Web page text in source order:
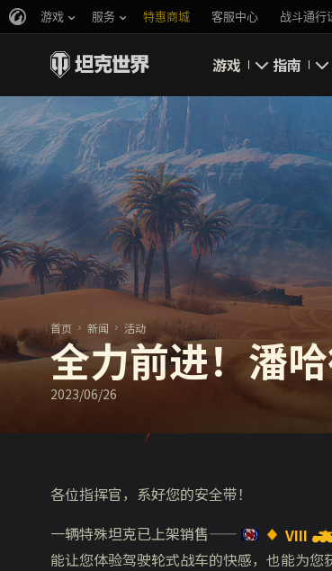
游戏 服务 特惠商城 客服中心 战斗通行
游戏
即刻下载
新闻
坦克百科
评级
指南
新手指南
高级用户
完整指南
经济系统
游戏规则
首页 新闻 活动
全力前进！潘
2023/06/26
各位指挥官，系好您的安全带！
一辆特殊坦克已上架销售——
VIII
能让您体验驾驶轮式战车的快感，也能为您